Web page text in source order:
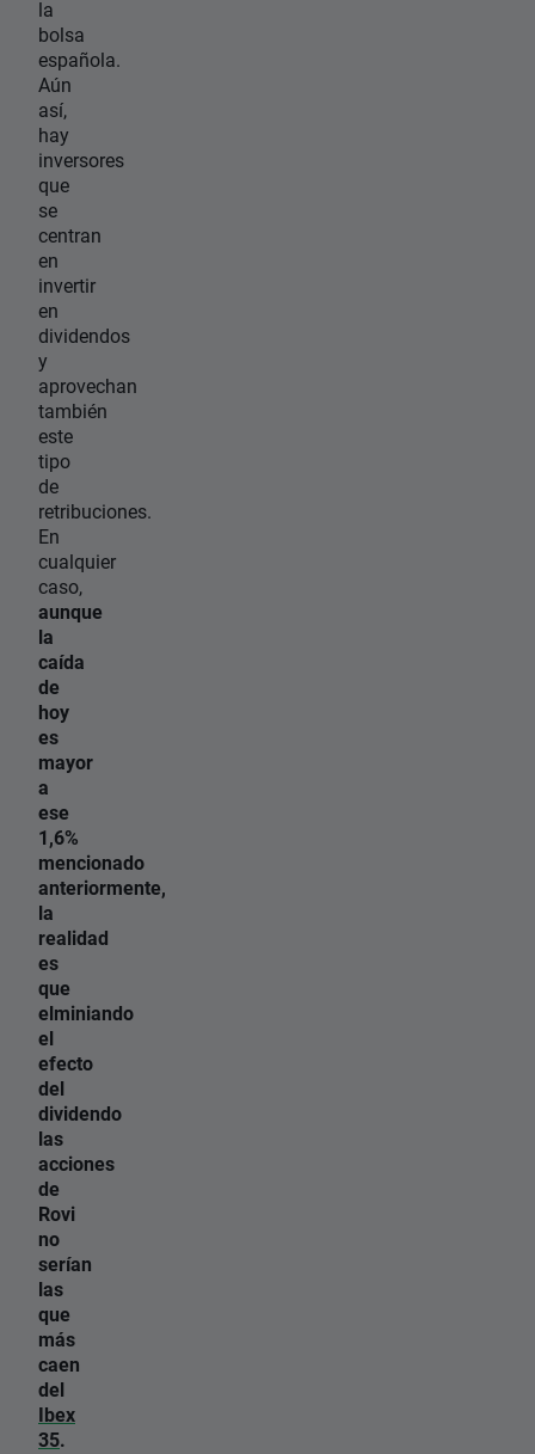
la
bolsa
española.
Aún
así,
hay
inversores
que
se
centran
en
invertir
en
dividendos
y
aprovechan
también
este
tipo
de
retribuciones.
En
cualquier
caso,
aunque
la
caída
de
hoy
es
mayor
a
ese
1,6%
mencionado
anteriormente,
la
realidad
es
que
elminiando
el
efecto
del
dividendo
las
acciones
de
Rovi
no
serían
las
que
más
caen
del
Ibex
35.